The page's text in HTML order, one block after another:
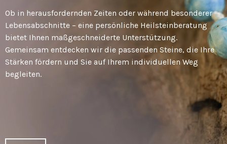
Ob in herausfordernden Zeiten oder während besonderer
Lebensabschnitte – eine persönliche Heilsteinberatung
bietet Ihnen maßgeschneiderte Unterstützung.
Gemeinsam entdecken wir die passenden Steine, die Ihre
Stärken fördern und Sie auf Ihrem individuellen Weg
begleiten.